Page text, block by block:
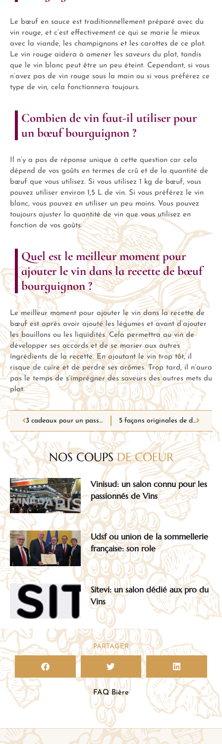
Le bœuf en sauce est traditionnellement préparé avec du
vin rouge, et c’est effectivement ce qui se marie le mieux
avec la viande, les champignons et les carottes de ce plat.
Le vin rouge aidera à amener les saveurs du plat, tandis
que le vin blanc peut être un peu éteint. Cependant, si vous
n’avez pas de vin rouge sous la main ou si vous préférez ce
type de vin, cela fonctionnera toujours.
Combien de vin faut-il utiliser pour
un bœuf bourguignon ?
Il n’y a pas de réponse unique à cette question car cela
dépend de vos goûts en termes de crû et de la quantité de
bœuf que vous utilisez. Si vous utilisez 1 kg de bœuf, vous
pouvez utiliser environ 1,5 L de vin. Si vous préférez le vin
blanc, vous pouvez en utiliser un peu moins. Vous pouvez
toujours ajuster la quantité de vin que vous utilisez en
fonction de vos goûts.
Quel est le meilleur moment pour
ajouter le vin dans la recette de bœuf
bourguignon ?
Le meilleur moment pour ajouter le vin dans la recette de
bœuf est après avoir ajouté les légumes et avant d’ajouter
les bouillons ou les liquidités. Cela permettra au vin de
développer ses accords et de se marier aux autres
ingrédients de la recette. En ajoutant le vin trop tôt, il
risque de cuire et de perdre ses arômes. Trop tard, il n’aura
pas le temps de s’imprégner des saveurs des autres mets du
plat.
3 cadeaux pour un passionné de vin 5 façons originales de découvrir le terroir
NOS COUPSDE COEUR
Vinisud: un salon connu pour les
passionnés de Vins
Udsf ou union de la sommellerie
française: son role
Sitevi: un salon dédié aux pro du
Vins
PARTAGER
FAQ Bière